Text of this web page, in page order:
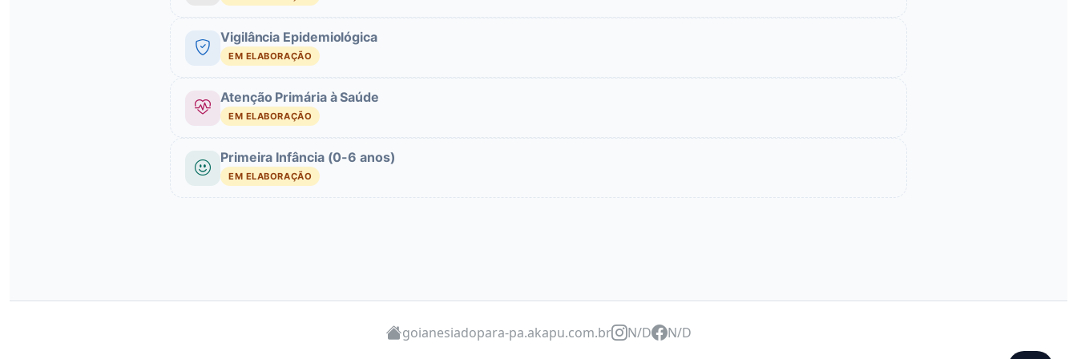
Vigilância Epidemiológica
EM ELABORAÇÃO
Atenção Primária à Saúde
EM ELABORAÇÃO
Primeira Infância (0-6 anos)
EM ELABORAÇÃO
goianesiadopara-pa.akapu.com.br N/D N/D